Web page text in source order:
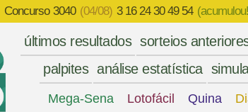
Concurso 3040 (04/08) 3 16 24 30 49 54
últimos resultados sorteios
palpites análise estatística
Mega-Sena Lotofácil Quina